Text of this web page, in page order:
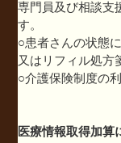
専門員及び相談支
す。
○患者さんの状態
又はリフィル処方
○介護保険制度の
医療情報取得加算